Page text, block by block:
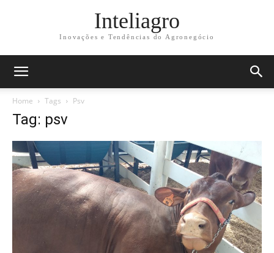
Inteliagro
Inovações e Tendências do Agronegócio
Home Tags Psv
Tag: psv